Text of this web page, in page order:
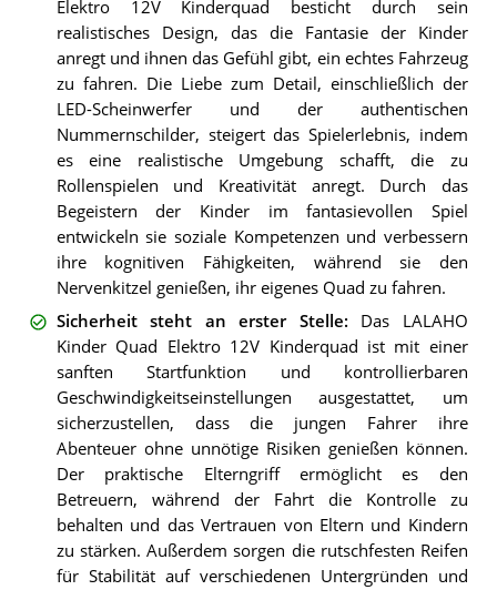
Elektro 12V Kinderquad besticht durch sein
realistisches Design, das die Fantasie der Kinder
anregt und ihnen das Gefühl gibt, ein echtes Fahrzeug
zu fahren. Die Liebe zum Detail, einschließlich der
LED-Scheinwerfer und der authentischen
Nummernschilder, steigert das Spielerlebnis, indem
es eine realistische Umgebung schafft, die zu
Rollenspielen und Kreativität anregt. Durch das
Begeistern der Kinder im fantasievollen Spiel
entwickeln sie soziale Kompetenzen und verbessern
ihre kognitiven Fähigkeiten, während sie den
Nervenkitzel genießen, ihr eigenes Quad zu fahren.
Sicherheit steht an erster Stelle: Das LALAHO
Kinder Quad Elektro 12V Kinderquad ist mit einer
sanften Startfunktion und kontrollierbaren
Geschwindigkeitseinstellungen ausgestattet, um
sicherzustellen, dass die jungen Fahrer ihre
Abenteuer ohne unnötige Risiken genießen können.
Der praktische Elterngriff ermöglicht es den
Betreuern, während der Fahrt die Kontrolle zu
behalten und das Vertrauen von Eltern und Kindern
zu stärken. Außerdem sorgen die rutschfesten Reifen
für Stabilität auf verschiedenen Untergründen und